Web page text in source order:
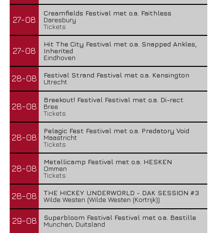
27-08
Creamfields Festival met o.a. Faithless
Daresbury
Tickets
27-08
Hit The City Festival met o.a. Snapped Ankles,
Inherited
Eindhoven
28-08
Festival Strand Festival met o.a. Kensington
Utrecht
28-08
Breekout! Festival Festival met o.a. Di-rect
Bree
Tickets
28-08
Pelagic Fest Festival met o.a. Predatory Void
Maastricht
Tickets
28-08
Metallicamp Festival met o.a. HESKEN
Ommen
Tickets
28-08
THE HICKEY UNDERWORLD - DAK SESSION #3
Wilde Westen (Wilde Westen (Kortrijk))
29-08
Superbloom Festival Festival met o.a. Bastille
Munchen, Duitsland